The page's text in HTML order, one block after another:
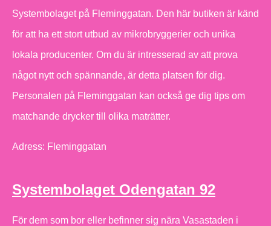
Systembolaget på Fleminggatan. Den här butiken är känd
för att ha ett stort utbud av mikrobryggerier och unika
lokala producenter. Om du är intresserad av att prova
något nytt och spännande, är detta platsen för dig.
Personalen på Fleminggatan kan också ge dig tips om
matchande drycker till olika maträtter.
Adress: Fleminggatan
Systembolaget Odengatan 92
För dem som bor eller befinner sig nära Vasastaden i